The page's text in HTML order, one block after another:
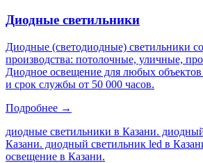
Диодные светильники
Диодные (светодиодные) светильники
производства: потолочные, уличные,
Диодное освещение для любых
и срок службы от 50 000 часов.
Подробнее →
диодные светильники в Казани.
Казани. диодный светильник led в
освещение в Казани.